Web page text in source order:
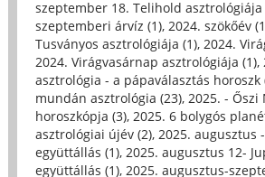
szeptember 18. Telihold asztrológiája
szeptemberi árvíz (1), 2024. szökőév
Tusványos asztrológiája (1), 2024.
2024. Virágvasárnap asztrológiája (1),
asztrológia - a pápaválasztás horoszk
mundán asztrológia (23), 2025. - Őszi
horoszkópja (3), 2025. 6 bolygós
asztrológiai újév (2), 2025. augusztus
együttállás (1), 2025. augusztus 12-
együttállás (1), 2025. augusztus-